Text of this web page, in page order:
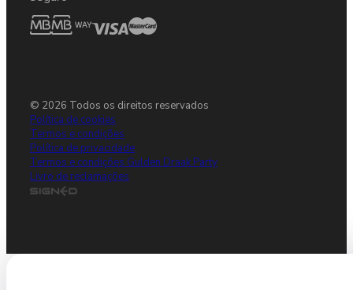
© 2026 Todos os direitos reservados
Política de cookies
Termos e condições
Política de privacidade
Termos e condições Gulden Draak Party
Livro de reclamações